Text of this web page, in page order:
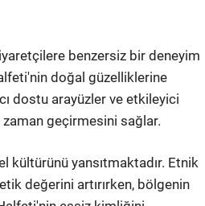
benzersiz bir deneyim
doğal güzelliklerine
dostu arayüzler ve etkileyici
zaman geçirmesini sağlar.
kültürünü yansıtmaktadır. Etnik
değerini artırırken, bölgenin